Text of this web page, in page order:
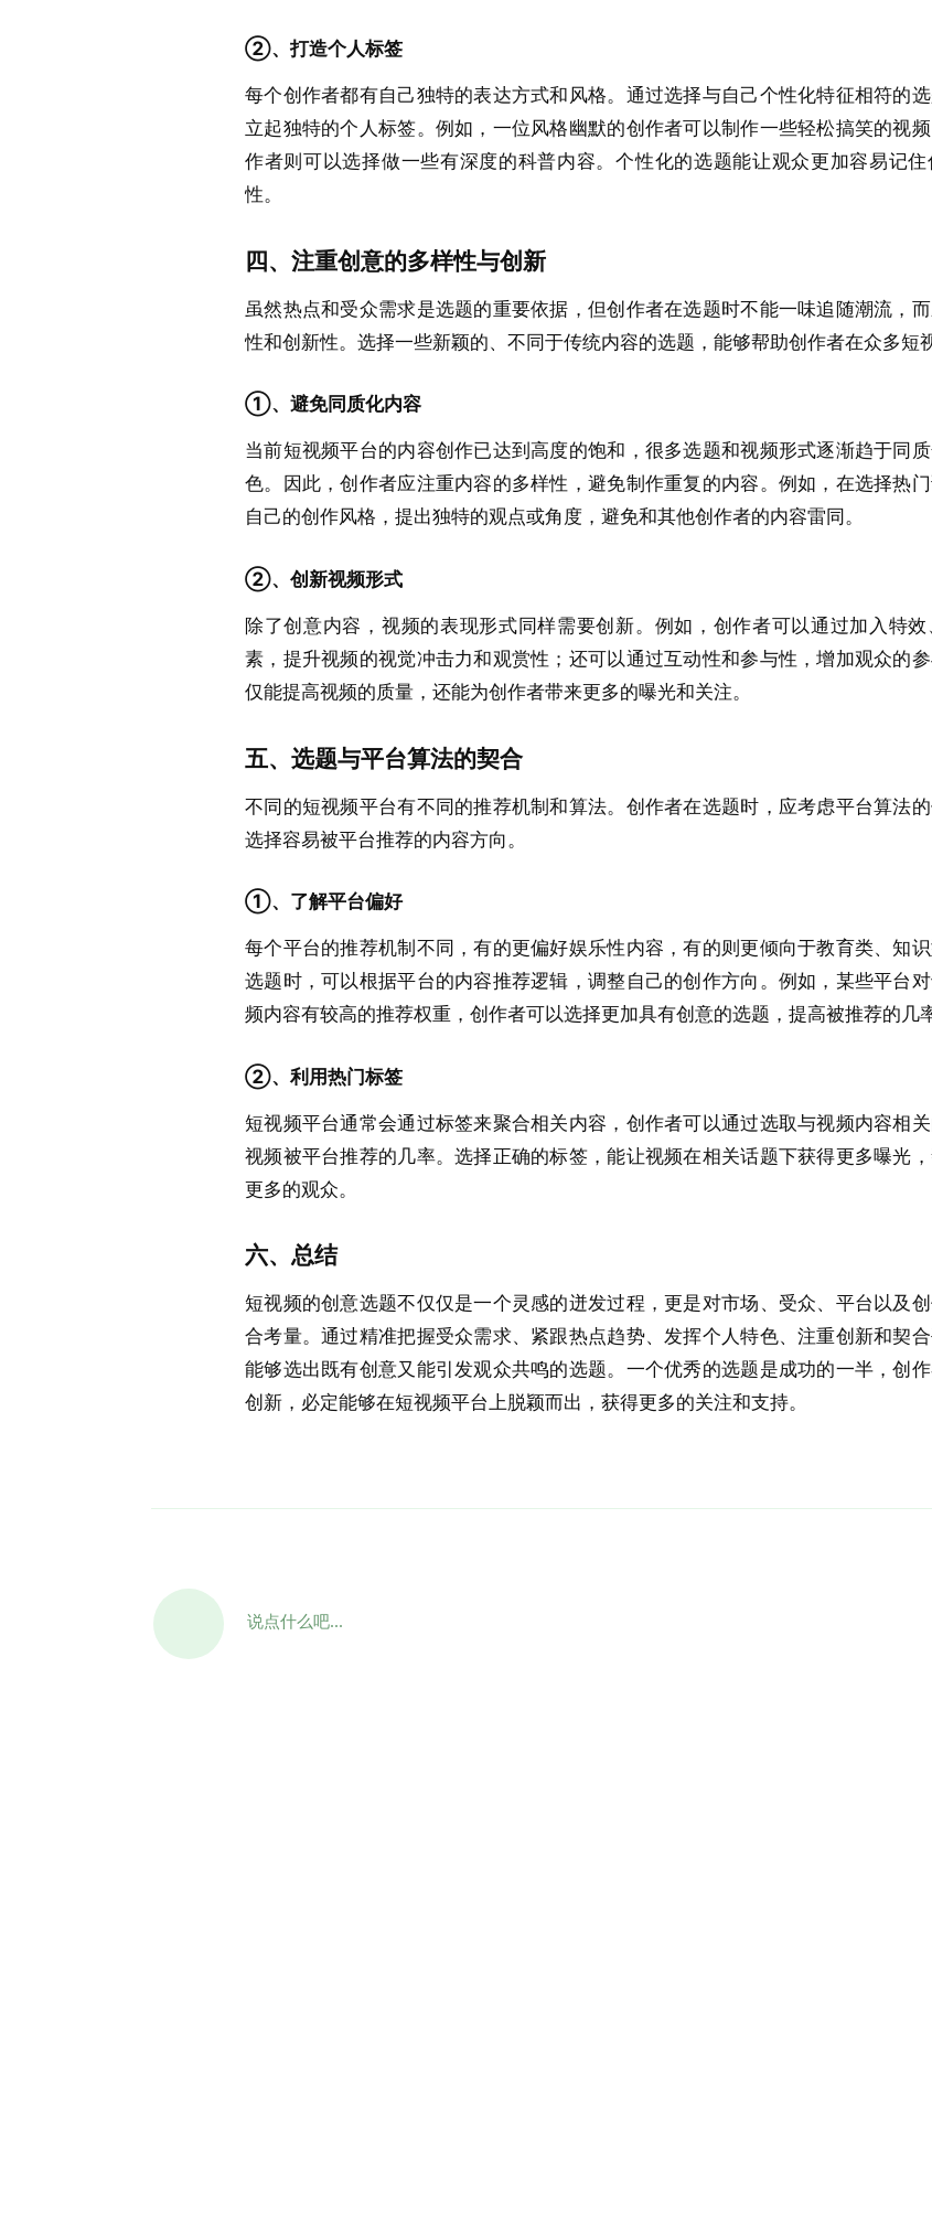
②、打造个人标签
每个创作者都有自己独特的表达方式和风格。通过选择与自己个性化特征相符的
立起独特的个人标签。例如，一位风格幽默的创作者可以制作一些轻松搞笑的视
作者则可以选择做一些有深度的科普内容。个性化的选题能让观众更加容易记
性。
四、注重创意的多样性与创新
虽然热点和受众需求是选题的重要依据，但创作者在选题时不能一味追随潮流，
性和创新性。选择一些新颖的、不同于传统内容的选题，能够帮助创作者在众多短
①、避免同质化内容
当前短视频平台的内容创作已达到高度的饱和，很多选题和视频形式逐渐趋于同
色。因此，创作者应注重内容的多样性，避免制作重复的内容。例如，在选择热
自己的创作风格，提出独特的观点或角度，避免和其他创作者的内容雷同。
②、创新视频形式
除了创意内容，视频的表现形式同样需要创新。例如，创作者可以通过加入特
素，提升视频的视觉冲击力和观赏性；还可以通过互动性和参与性，增加观众的
仅能提高视频的质量，还能为创作者带来更多的曝光和关注。
五、选题与平台算法的契合
不同的短视频平台有不同的推荐机制和算法。创作者在选题时，应考虑平台算法
选择容易被平台推荐的内容方向。
①、了解平台偏好
每个平台的推荐机制不同，有的更偏好娱乐性内容，有的则更倾向于教育类、知
选题时，可以根据平台的内容推荐逻辑，调整自己的创作方向。例如，某些平台
频内容有较高的推荐权重，创作者可以选择更加具有创意的选题，提高被推荐的几率
②、利用热门标签
短视频平台通常会通过标签来聚合相关内容，创作者可以通过选取与视频内容相
视频被平台推荐的几率。选择正确的标签，能让视频在相关话题下获得更多曝光
更多的观众。
六、总结
短视频的创意选题不仅仅是一个灵感的迸发过程，更是对市场、受众、平台以及
合考量。通过精准把握受众需求、紧跟热点趋势、发挥个人特色、注重创新和契
能够选出既有创意又能引发观众共鸣的选题。一个优秀的选题是成功的一半，创
创新，必定能够在短视频平台上脱颖而出，获得更多的关注和支持。
说点什么吧...